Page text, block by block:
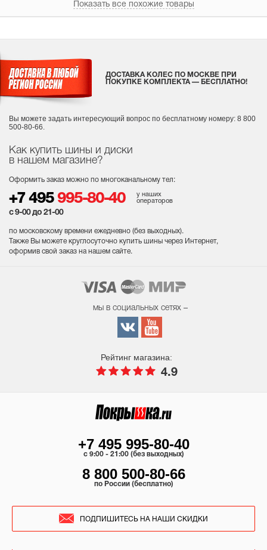
Показать все похожие товары
Как купить шины и диски
в нашем магазине?
Оформить заказ можно по многоканальному тел:
+7 495 995-80-40
у наших
операторов
с 9-00 до 21-00
по московскому времени ежедневно (без выходных).
Также Вы можете круглосуточно купить шины через Интернет,
оформив свой заказ на нашем сайте.
ДОСТАВКА КОЛЕС ПО МОСКВЕ ПРИ
ПОКУПКЕ КОМПЛЕКТА — БЕСПЛАТНО!
Вы можете задать интересующий вопрос по бесплатному номеру: 8 800
500-80-66.
мы в социальных сетях –
Рейтинг магазина:
4.9
+7 495 995-80-40
c 9:00 - 21:00 (без выходных)
8 800 500-80-66
по России (бесплатно)
ПОДПИШИТЕСЬ НА НАШИ СКИДКИ